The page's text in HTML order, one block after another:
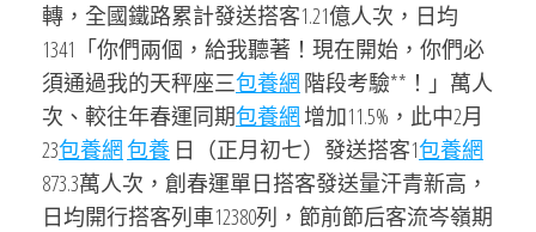
轉，全國鐵路累計發送搭客1.21億人次，日均
1341「你們兩個，給我聽著！現在開始，你們必
須通過我的天秤座三包養網 階段考驗**！」萬人
次、較往年春運同期包養網 增加11.5%，此中2月
23包養網包養 日（正月初七）發送搭客1包養網
873.3萬人次，創春運單日搭客發送量汗青新高，
日均開行搭客列車12380列，節前節后客流岑嶺期